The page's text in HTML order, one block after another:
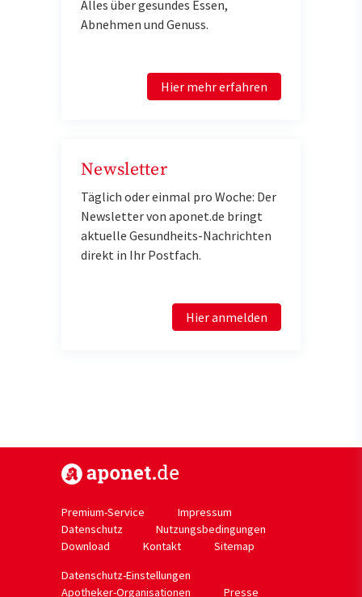
Alles über gesundes Essen,
Abnehmen und Genuss.
Hier mehr erfahren
Newsletter
Täglich oder einmal pro Woche: Der
Newsletter von aponet.de bringt
aktuelle Gesundheits-Nachrichten
direkt in Ihr Postfach.
Hier anmelden
Premium-Service
Impressum
Datenschutz
Nutzungsbedingungen
Download
Kontakt
Sitemap
Datenschutz-Einstellungen
Apotheker-Organisationen
Presse